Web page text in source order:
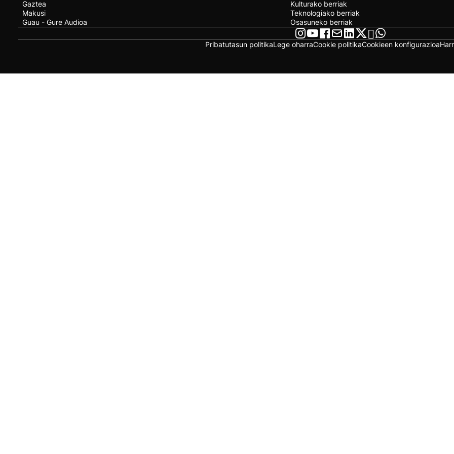
Gaztea
Makusi
Guau - Gure Audioa
Kulturako berriak
Teknologiako berriak
Osasuneko berriak
Pribatutasun politikaLege oharraCookie politikaCookieen konfigurazioa